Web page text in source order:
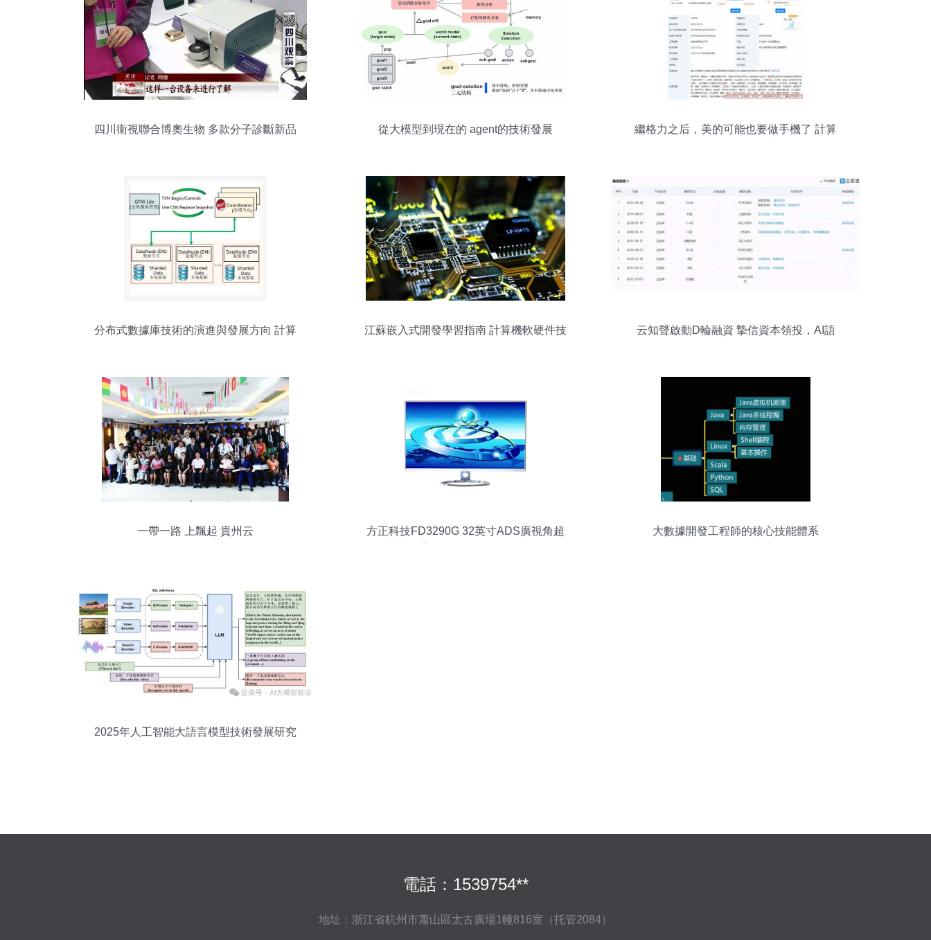
四川衛視聯合博奧生物 多款分子診斷新品
從大模型到現在的 agent的技術發展
繼格力之后，美的可能也要做手機了 計算
分布式數據庫技術的演進與發展方向 計算
江蘇嵌入式開發學習指南 計算機軟硬件技
云知聲啟動D輪融資 摯信資本領投，AI語
一帶一路 上飄起 貴州云
方正科技FD3290G 32英寸ADS廣視角超
大數據開發工程師的核心技能體系
2025年人工智能大語言模型技術發展研究
電話：1539754**
地址：浙江省杭州市蕭山區太古廣場1幢816室（托管2084）